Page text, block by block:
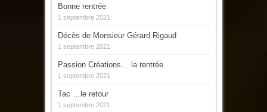
Bonne rentrée
1 septembre 2021
Décès de Monsieur Gérard Rigaud
1 septembre 2021
Passion Créations… la rentrée
1 septembre 2021
Tac …le retour
1 septembre 2021